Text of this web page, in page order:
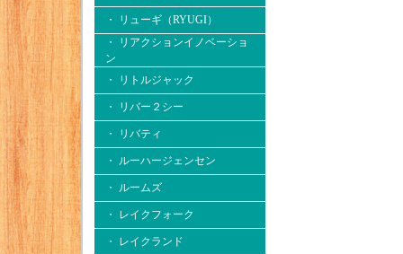
・ リューギ（RYUGI）
・ リアクションイノベーショ
ン
・ リトルジャック
・ リバー２シー
・ リバティ
・ ルーハージェンセン
・ ルームズ
・ レイクフォーク
・ レイクランド